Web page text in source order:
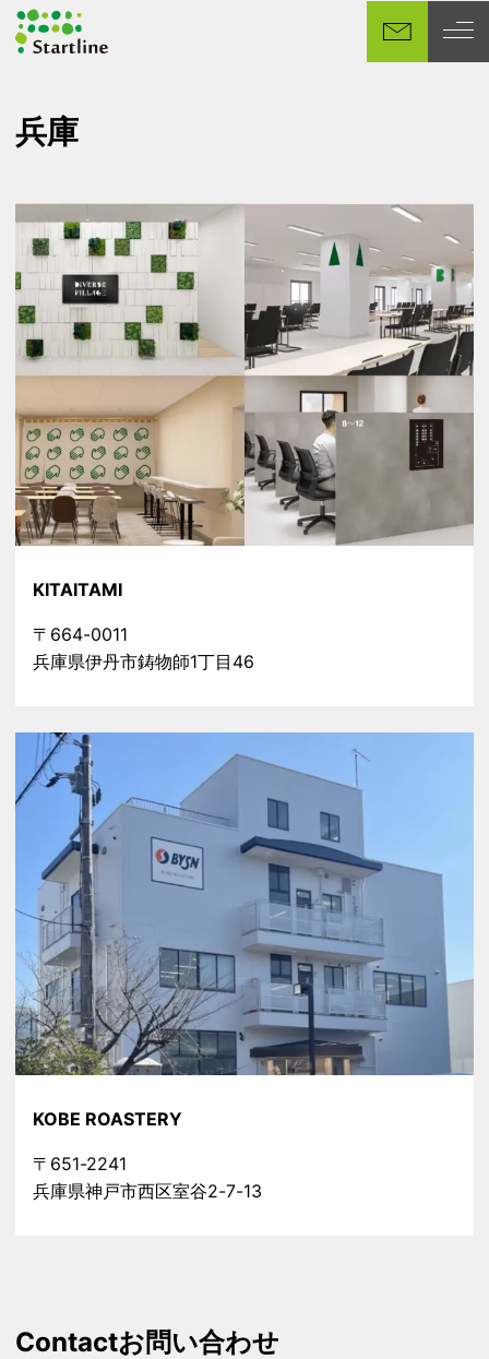
イ
テ
ツ
動
兵庫
KITAITAMI
〒664-0011
兵庫県伊丹市鋳物師1丁目46
KOBE ROASTERY
〒651-2241
兵庫県神戸市西区室谷2-7-13
Contactお問い合わせ